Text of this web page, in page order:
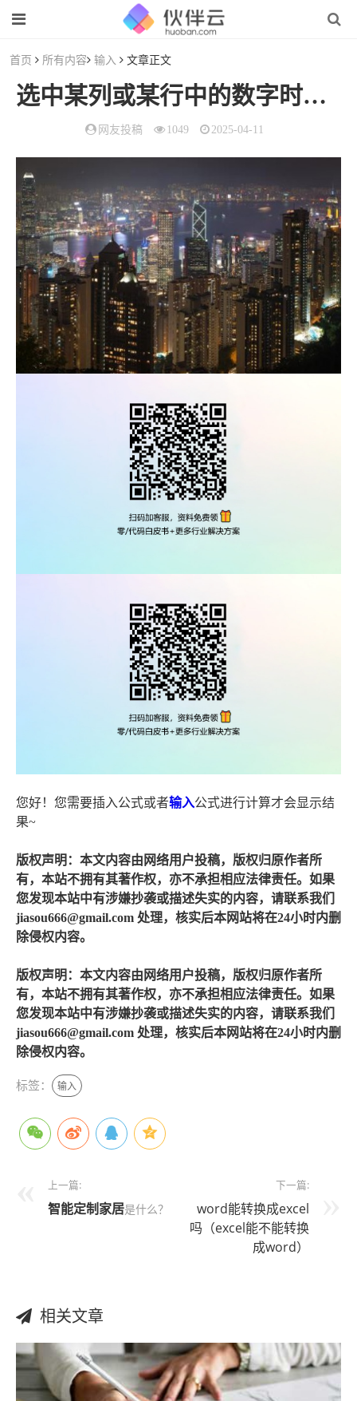
首页 所有内容 输入 文章正文
选中某列或某行中的数字时，如何显示计算结果？（excel中选中数字下方显示合计计数）
网友投稿 1049 2025-04-11
您好！您需要插入公式或者输入公式进行计算才会显示结
果~
版权声明：本文内容由网络用户投稿，版权归原作者所
有，本站不拥有其著作权，亦不承担相应法律责任。如果
您发现本站中有涉嫌抄袭或描述失实的内容，请联系我们
jiasou666@gmail.com 处理，核实后本网站将在24小时内删
除侵权内容。
版权声明：本文内容由网络用户投稿，版权归原作者所
有，本站不拥有其著作权，亦不承担相应法律责任。如果
您发现本站中有涉嫌抄袭或描述失实的内容，请联系我们
jiasou666@gmail.com 处理，核实后本网站将在24小时内删
除侵权内容。
标签： 输入
上一篇:
智能定制家居是什么？
下一篇:
word能转换成excel
吗（excel能不能转换
成word）
相关文章